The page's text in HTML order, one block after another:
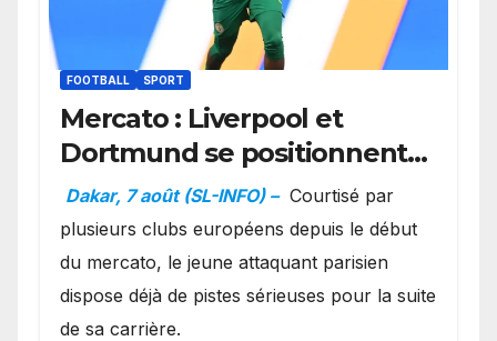
FOOTBALL SPORT
Mercato : Liverpool et
Dortmund se positionnent
en favoris pour recruter
Ibrahim Mbaye
Dakar, 7 août (SL-INFO) – Courtisé par
plusieurs clubs européens depuis le début
du mercato, le jeune attaquant parisien
dispose déjà de pistes sérieuses pour la suite
de sa carrière.